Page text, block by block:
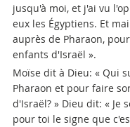
jusqu'à moi, et j'ai vu
eux les Égyptiens. Et
auprès de Pharaon,
enfants d'Israël ».
Moïse dit à Dieu: « Qui
Pharaon et pour faire
d'Israël? » Dieu dit: « Je
pour toi le signe que